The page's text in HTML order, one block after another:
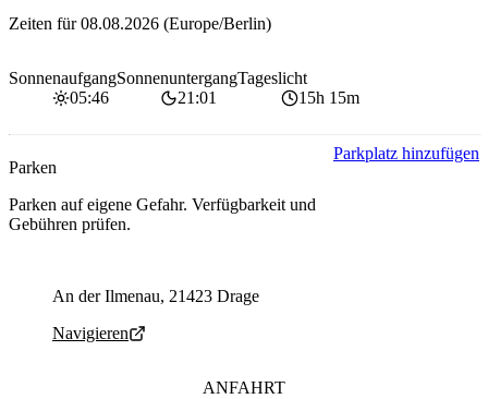
Zeiten für08.08.2026 (Europe/Berlin)
Sonnenaufgang
05:46
Sonnenuntergang
21:01
Tageslicht
15h 15m
Parken
Parken auf eigene Gefahr. Verfügbarkeit und
Gebühren prüfen.
Parkplatz hinzufügen
An der Ilmenau, 21423 Drage
Navigieren
ANFAHRT